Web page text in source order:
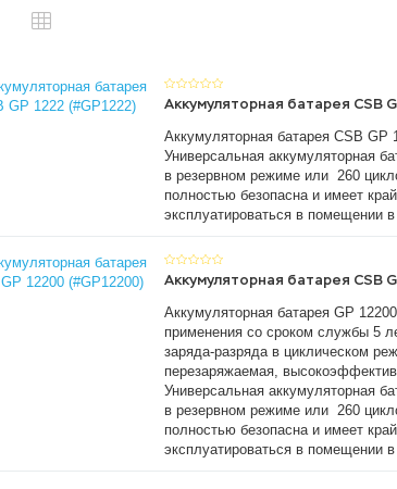
Аккумуляторная батарея CSB
Аккумуляторная батарея CSB GP
Универсальная аккумуляторная
в резервном режиме или 260
полностью безопасна и имеет
эксплуатироваться в помещении
Аккумуляторная батарея CSB
Аккумуляторная батарея GP
применения со сроком службы 5
заряда-разряда в циклическом
перезаряжаемая,
Универсальная аккумуляторная
в резервном режиме или 260
полностью безопасна и имеет
эксплуатироваться в помещении